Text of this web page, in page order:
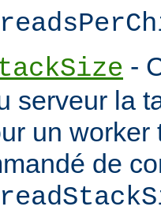
-
serveur la
un
de